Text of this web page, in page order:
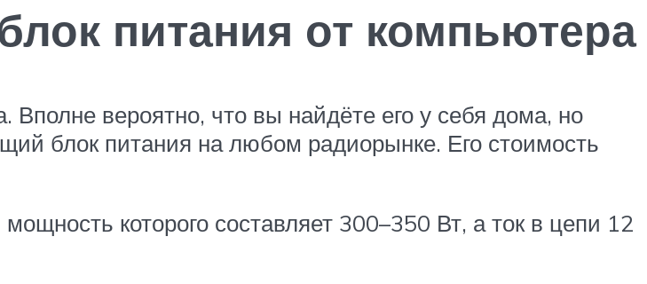
питания от компьютера
вероятно, что вы найдёте его у себя дома, но
блок питания на любом радиорынке. Его стоимость
которого составляет 300–350 Вт, а ток в цепи 12